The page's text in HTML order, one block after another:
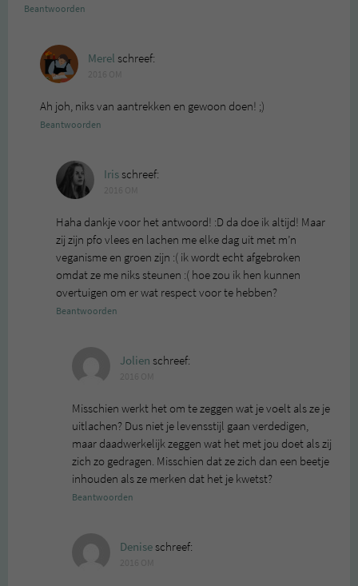
Beantwoorden
Merel schreef:
Ah joh, niks van aantrekken en gewoon doen! ;)
Beantwoorden
Irisschreef:
Haha dankje voor het antwoord! :D da doe ik altijd! Maar
zij zijn pfo vlees en lachen me elke dag uit met m’n
veganisme en groen zijn :( ik wordt echt afgebroken
omdat ze me niks steunen :( hoe zou ik hen kunnen
overtuigen om er wat respect voor te hebben?
Beantwoorden
Jolien schreef:
Misschien werkt het om te zeggen wat je voelt als ze je
uitlachen? Dus niet je levensstijl gaan verdedigen,
maar daadwerkelijk zeggen wat het met jou doet als zij
zich zo gedragen. Misschien dat ze zich dan een beetje
inhouden als ze merken dat het je kwetst?
Beantwoorden
Deniseschreef: